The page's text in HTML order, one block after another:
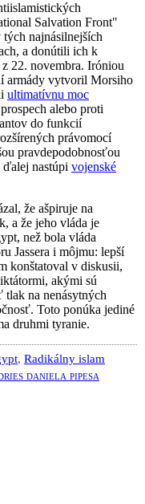
Salvation Front"
najnásilnejších
a donútili ich k
22. novembra. Iróniou
armády vytvoril Morsiho
ultimatívnu moc
alebo proti
do funkcií
právomocí
pravdepodobnosťou
ďalej nastúpi vojenské
že ašpiruje na
a že jeho vláda je
než bola vláda
Jassera i môjmu: lepší
konštatoval v diskusii,
akými sú
na nenásytných
Toto ponúka jediné
druhmi tyranie.
, Radikálny islam
daniela pipesa